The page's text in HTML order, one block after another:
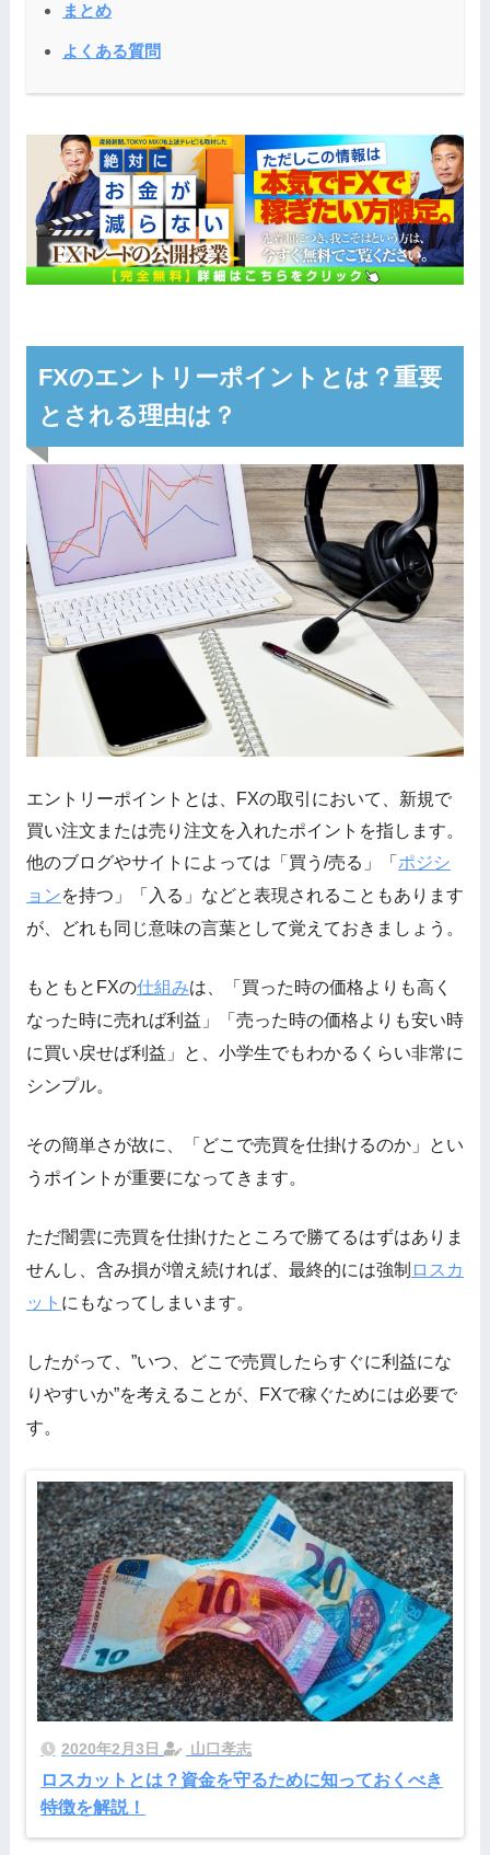
まとめ
よくある質問
FXのエントリーポイントとは？重要
とされる理由は？
エントリーポイントとは、FXの取引において、新規で
買い注文または売り注文を入れたポイントを指します。
他のブログやサイトによっては「買う/売る」「 ポジシ
ョンを持つ」「入る」などと表現されることもあります
が、どれも同じ意味の言葉として覚えておきましょう。
もともとFXの仕組みは、「買った時の価格よりも高く
なった時に売れば利益」「売った時の価格よりも安い時
に買い戻せば利益」と、小学生でもわかるくらい非常に
シンプル。
その簡単さが故に、「どこで売買を仕掛けるのか」とい
うポイントが重要になってきます。
ただ闇雲に売買を仕掛けたところで勝てるはずはありま
せんし、含み損が増え続ければ、最終的には強制 ロスカ
ット にもなってしまいます。
したがって、”いつ、どこで売買したらすぐに利益にな
りやすいか”を考えることが、FXで稼ぐためには必要で
す。
2020年2月3日 山口孝志
ロスカットとは？資金を守るために知っておくべき
特徴を解説！